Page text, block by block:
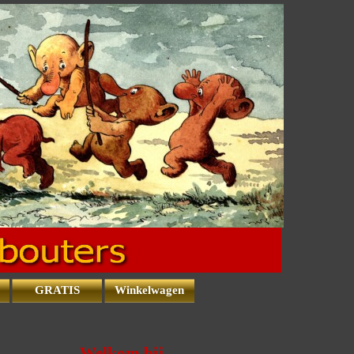
▼
GRATIS Winkelwagen